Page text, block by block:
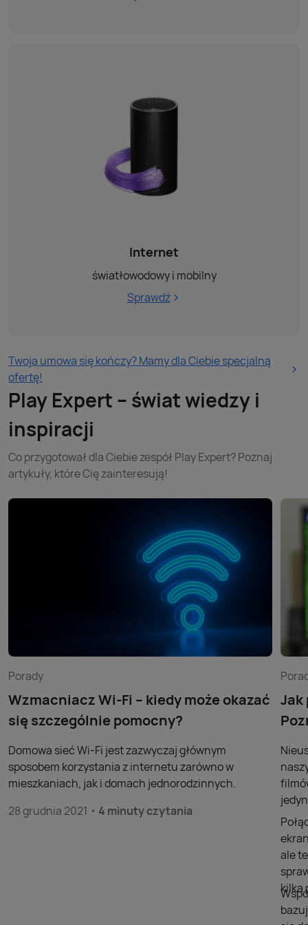
Internet
światłowodowy i mobilny
Sprawdź
Twoja umowa się kończy? Mamy dla Ciebie specjalną
ofertę!
Play Expert – świat wiedzy i
inspiracji
Co przygotował dla Ciebie zespół Play Expert? Poznaj
artykuły, które Cię zainteresują!
Porady
Wzmacniacz Wi-Fi – kiedy może okazać
się szczególnie pomocny?
Domowa sieć Wi-Fi jest zazwyczaj głównym
sposobem korzystania z internetu zarówno w
mieszkaniach, jak i domach jednorodzinnych.
28 grudnia 2021
4 minuty czytania
Jak
ale
kilka